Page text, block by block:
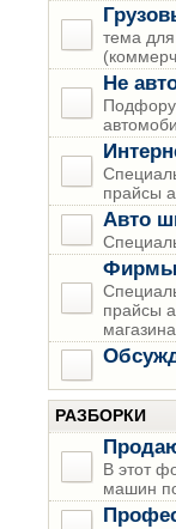
тема
Не
прайсы
Авто
Фирмы
прайсы
магазина.
РАЗБОРКИ
В этот
машин